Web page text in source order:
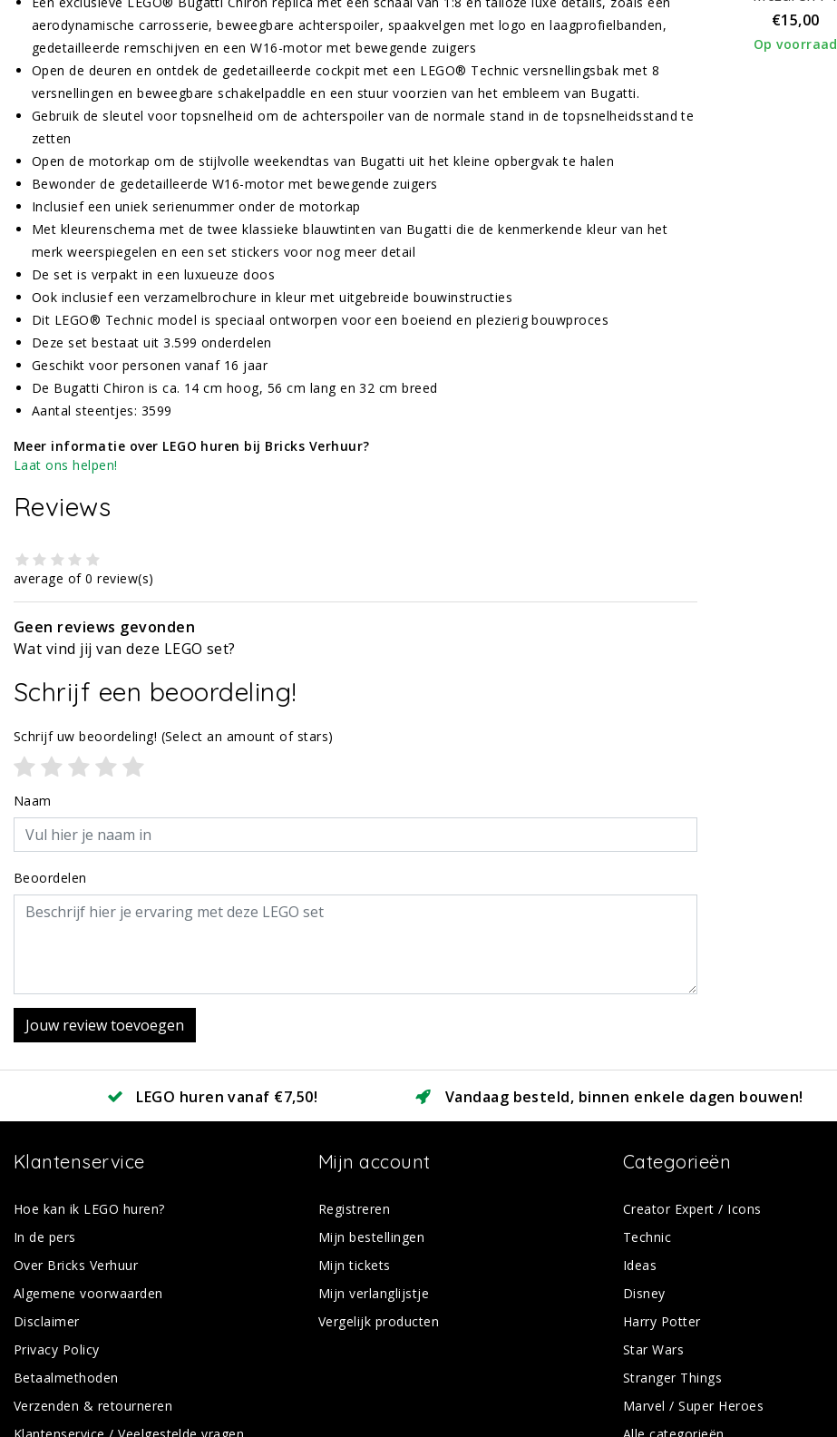
aerodynamische carrosserie, beweegbare achterspoiler, spaakvelgen met logo en laagprofielbanden,
gedetailleerde remschijven en een W16-motor met bewegende zuigers
Open de deuren en ontdek de gedetailleerde cockpit met een LEGO® Technic versnellingsbak met 8
versnellingen en beweegbare schakelpaddle en een stuur voorzien van het embleem van Bugatti.
Gebruik de sleutel voor topsnelheid om de achterspoiler van de normale stand in de topsnelheidsstand te
zetten
Open de motorkap om de stijlvolle weekendtas van Bugatti uit het kleine opbergvak te halen
Bewonder de gedetailleerde W16-motor met bewegende zuigers
Inclusief een uniek serienummer onder de motorkap
Met kleurenschema met de twee klassieke blauwtinten van Bugatti die de kenmerkende kleur van het
merk weerspiegelen en een set stickers voor nog meer detail
De set is verpakt in een luxueuze doos
Ook inclusief een verzamelbrochure in kleur met uitgebreide bouwinstructies
Dit LEGO® Technic model is speciaal ontworpen voor een boeiend en plezierig bouwproces
Deze set bestaat uit 3.599 onderdelen
Geschikt voor personen vanaf 16 jaar
De Bugatti Chiron is ca. 14 cm hoog, 56 cm lang en 32 cm breed
Aantal steentjes: 3599
Meer informatie over LEGO huren bij Bricks Verhuur?
Laat ons helpen!
Reviews
average of 0 review(s)
Geen reviews gevonden
Wat vind jij van deze LEGO set?
Schrijf een beoordeling!
Schrijf uw beoordeling! (Select an amount of stars)
Naam
Beoordelen
Jouw review toevoegen
€15,00
Op voorraad
LEGO huren vanaf €7,50! Vandaag besteld, binnen enkele dagen bouwen!
Klantenservice
Hoe kan ik LEGO huren?
In de pers
Over Bricks Verhuur
Algemene voorwaarden
Disclaimer
Privacy Policy
Betaalmethoden
Verzenden & retourneren
Klantenservice / Veelgestelde vragen
Mijn account
Registreren
Mijn bestellingen
Mijn tickets
Mijn verlanglijstje
Vergelijk producten
Categorieën
Creator Expert / Icons
Technic
Ideas
Disney
Harry Potter
Star Wars
Stranger Things
Marvel / Super Heroes
Alle categorieën